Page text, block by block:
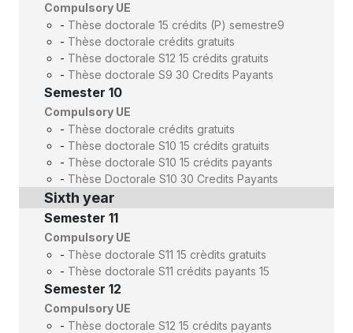
Compulsory UE
- Thèse doctorale 15 crédits (P) semestre9
- Thèse doctorale crédits gratuits
- Thèse doctorale S12 15 crédits gratuits
- Thèse doctorale S9 30 Credits Payants
Semester 10
Compulsory UE
- Thèse doctorale crédits gratuits
- Thèse doctorale S10 15 crédits gratuits
- Thèse doctorale S10 15 crédits payants
- Thèse Doctorale S10 30 Credits Payants
Sixth year
Semester 11
Compulsory UE
- Thèse doctorale S11 15 crèdits gratuits
- Thèse doctorale S11 crédits payants 15
Semester 12
Compulsory UE
- Thèse doctorale S12 15 crédits payants